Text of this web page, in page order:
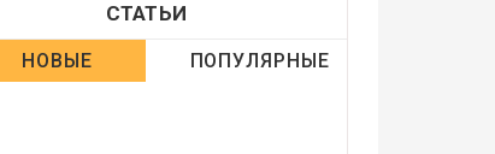
СТАТЬИ
НОВЫЕ ПОПУЛЯРНЫЕ